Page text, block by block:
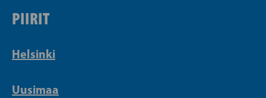
PIIRIT
Helsinki
Uusimaa